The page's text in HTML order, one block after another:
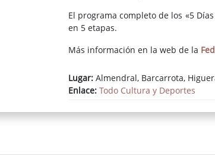
El programa completo de los «5
en 5 etapas.
Más información en la web de la
Lugar:Almendral, Barcarrota,
Enlace: Todo Cultura y Deportes